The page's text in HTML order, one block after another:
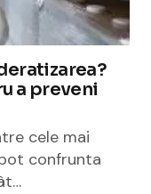
a preveni
cele mai
confrunta